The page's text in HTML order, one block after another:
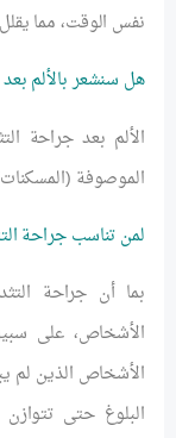
نفس الوقت، مما يقلل
هل سنشعر بالألم بعد
الألم بعد جراحة
الموصوفة
لمن تناسب جراحة
بما أن جراحة
الأشخاص، على
الأشخاص الذين لم
البلوغ حتى